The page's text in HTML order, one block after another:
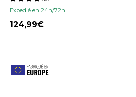
Expedié en 24h/72h
124,99